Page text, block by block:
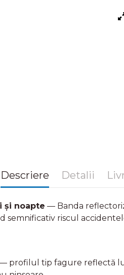
Descriere Detalii
și noapte — Banda
riscul
profilul tip fagure reflectă